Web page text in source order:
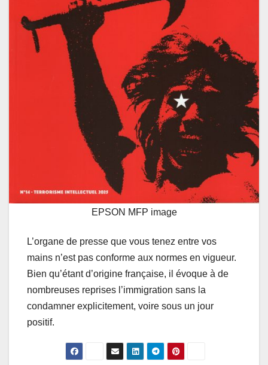
EPSON MFP image
L’organe de presse que vous tenez entre vos
mains n’est pas conforme aux normes en vigueur.
Bien qu’étant d’origine française, il évoque à de
nombreuses reprises l’immigration sans la
condamner explicitement, voire sous un jour
positif.